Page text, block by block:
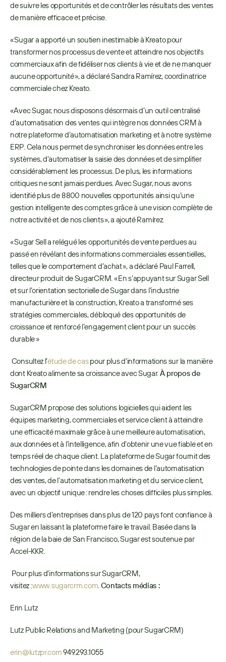
de suivre les opportunités et de contrôler les résultats des ventes
de manière efficace et précise.
« Sugar a apporté un soutien inestimable à Kreato pour
transformer nos processus de vente et atteindre nos objectifs
commerciaux afin de fidéliser nos clients à vie et de ne manquer
aucune opportunité », a déclaré Sandra Ramírez, coordinatrice
commerciale chez Kreato.
« Avec Sugar, nous disposons désormais d’un outil centralisé
d’automatisation des ventes qui intègre nos données CRM à
notre plateforme d’automatisation marketing et à notre système
ERP. Cela nous permet de synchroniser les données entre les
systèmes, d’automatiser la saisie des données et de simplifier
considérablement les processus. De plus, les informations
critiques ne sont jamais perdues. Avec Sugar, nous avons
identifié plus de 8 800 nouvelles opportunités ainsi qu’une
gestion intelligente des comptes grâce à une vision complète de
notre activité et de nos clients », a ajouté Ramírez.
« Sugar Sell a relégué les opportunités de vente perdues au
passé en révélant des informations commerciales essentielles,
telles que le comportement d’achat », a déclaré Paul Farrell,
directeur produit de SugarCRM. « En s’appuyant sur Sugar Sell
et sur l’orientation sectorielle de Sugar dans l’industrie
manufacturière et la construction, Kreato a transformé ses
stratégies commerciales, débloqué des opportunités de
croissance et renforcé l’engagement client pour un succès
durable »
Consultez l’étude de cas pour plus d’informations sur la manière
dont Kreato alimente sa croissance avec Sugar. À propos de
SugarCRM
SugarCRM propose des solutions logicielles qui aident les
équipes marketing, commerciales et service client à atteindre
une efficacité maximale grâce à une meilleure automatisation,
aux données et à l’intelligence, afin d’obtenir une vue fiable et en
temps réel de chaque client. La plateforme de Sugar fournit des
technologies de pointe dans les domaines de l’automatisation
des ventes, de l’automatisation marketing et du service client,
avec un objectif unique : rendre les choses difficiles plus simples.
Des milliers d’entreprises dans plus de 120 pays font confiance à
Sugar en laissant la plateforme faire le travail. Basée dans la
région de la baie de San Francisco, Sugar est soutenue par
Accel-KKR.
visitez : www.sugarcrm.com. Contacts médias :
Erin Lutz
Lutz Public Relations and Marketing (pour SugarCRM)
erin@lutzpr.com 949.293.1055